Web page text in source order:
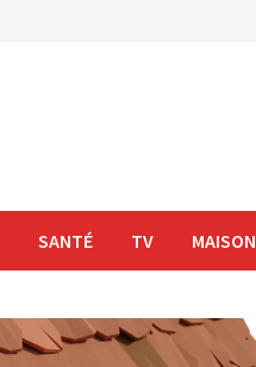
SANTÉ TV MAISON